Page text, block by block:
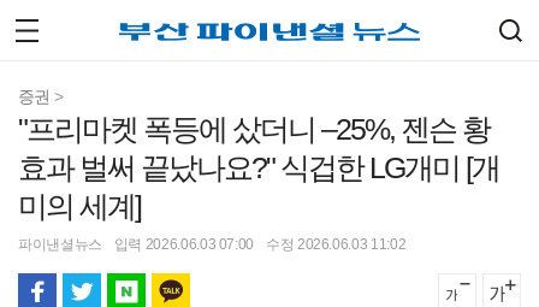
증권 >
"프리마켓 폭등에 샀더니 –25%, 젠슨 황
효과 벌써 끝났나요?" 식겁한 LG개미 [개
미의 세계]
파이낸셜뉴스 입력 2026.06.03 07:00 수정 2026.06.03 11:02